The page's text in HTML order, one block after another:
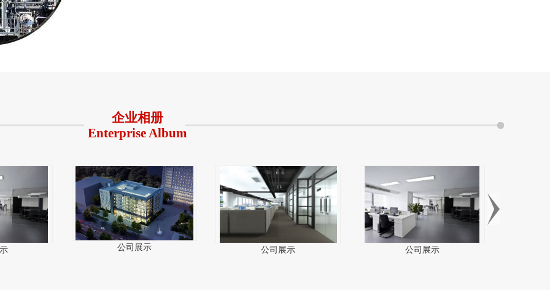
企业相册
Enterprise Album
公司展示 公司展示 公司展示